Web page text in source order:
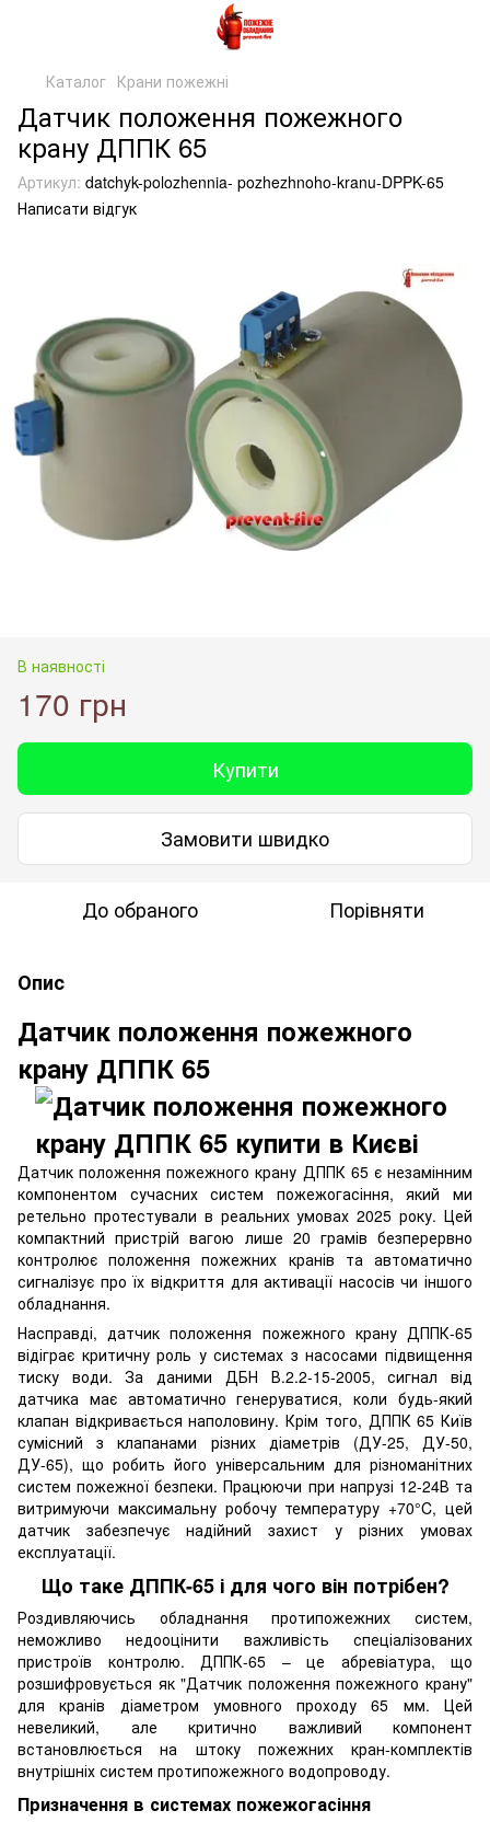
Каталог Крани пожежні
Датчик положення пожежного
крану ДППК 65
Артикул: datchyk-polozhennia- pozhezhnoho-kranu-DPPK-65
Написати відгук
В наявності
170 грн
Купити
Замовити швидко
До обраного Порівняти
Опис
Датчик положення пожежного
крану ДППК 65
Датчик положення пожежного крану ДППК 65 є незамінним
компонентом сучасних систем пожежогасіння, який ми
ретельно протестували в реальних умовах 2025 року. Цей
компактний пристрій вагою лише 20 грамів безперервно
контролює положення пожежних кранів та автоматично
сигналізує про їх відкриття для активації насосів чи іншого
обладнання.
Насправді, датчик положення пожежного крану ДППК-65
відіграє критичну роль у системах з насосами підвищення
тиску води. За даними ДБН В.2.2-15-2005, сигнал від
датчика має автоматично генеруватися, коли будь-який
клапан відкривається наполовину. Крім того, ДППК 65 Київ
сумісний з клапанами різних діаметрів (ДУ-25, ДУ-50,
ДУ-65), що робить його універсальним для різноманітних
систем пожежної безпеки. Працюючи при напрузі 12-24В та
витримуючи максимальну робочу температуру +70°C, цей
датчик забезпечує надійний захист у різних умовах
експлуатації.
Що таке ДППК-65 і для чого він потрібен?
Роздивляючись обладнання протипожежних систем,
неможливо недооцінити важливість спеціалізованих
пристроїв контролю. ДППК-65 – це абревіатура, що
розшифровується як "Датчик положення пожежного крану"
для кранів діаметром умовного проходу 65 мм. Цей
невеликий, але критично важливий компонент
встановлюється на штоку пожежних кран-комплектів
внутрішніх систем протипожежного водопроводу.
Призначення в системах пожежогасіння